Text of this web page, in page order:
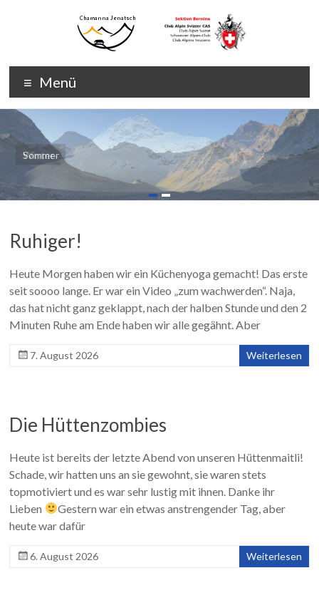
Chamanna
Jenatsch
Chamanna
Jenatsch
CAS
Menü
Sommer
Winter
Ruhiger!
Heute Morgen haben wir ein Küchenyoga gemacht! Das erste
seit soooo lange. Er war ein Video „zum wachwerden“. Naja,
das hat nicht ganz geklappt, nach der halben Stunde und den 2
Minuten Ruhe am Ende haben wir alle gegähnt. Aber
7. August 2026 Weiterlesen
Die Hüttenzombies
Heute ist bereits der letzte Abend von unseren Hüttenmaitli!
Schade, wir hatten uns an sie gewohnt, sie waren stets
topmotiviert und es war sehr lustig mit ihnen. Danke ihr
Lieben
Gestern war ein etwas anstrengender Tag, aber
heute war dafür
6. August 2026 Weiterlesen